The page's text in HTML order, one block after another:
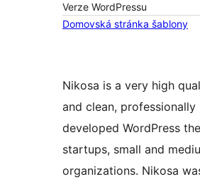
Verze WordPressu
Domovská stránka šablony
Nikosa is a very high
and clean, professionally
developed WordPress
startups, small and
organizations. Nikosa